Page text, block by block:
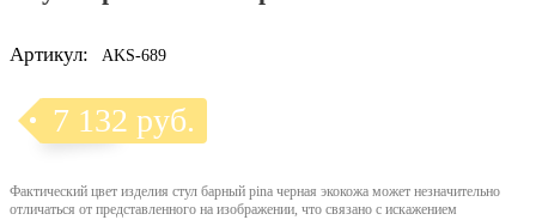
Артикул: AKS-689
7 132 руб.
Фактический цвет изделия стул барный pina черная экокожа может незначительно
отличаться от представленного на изображении, что связано с искажением